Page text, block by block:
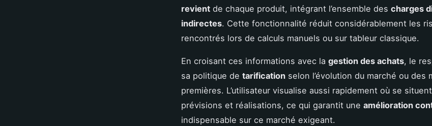
revient de chaque produit, intégrant l’ensemble des charges
indirectes. Cette fonctionnalité réduit considérablement les
rencontrés lors de calculs manuels ou sur tableur classique.
En croisant ces informations avec la gestion des achats, le
sa politique de tarification selon l’évolution du marché ou des
premières. L’utilisateur visualise aussi rapidement où se
prévisions et réalisations, ce qui garantit une amélioration
indispensable sur ce marché exigeant.